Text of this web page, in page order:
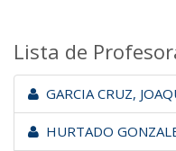
Lista de
GARCIA CRUZ,
HURTADO